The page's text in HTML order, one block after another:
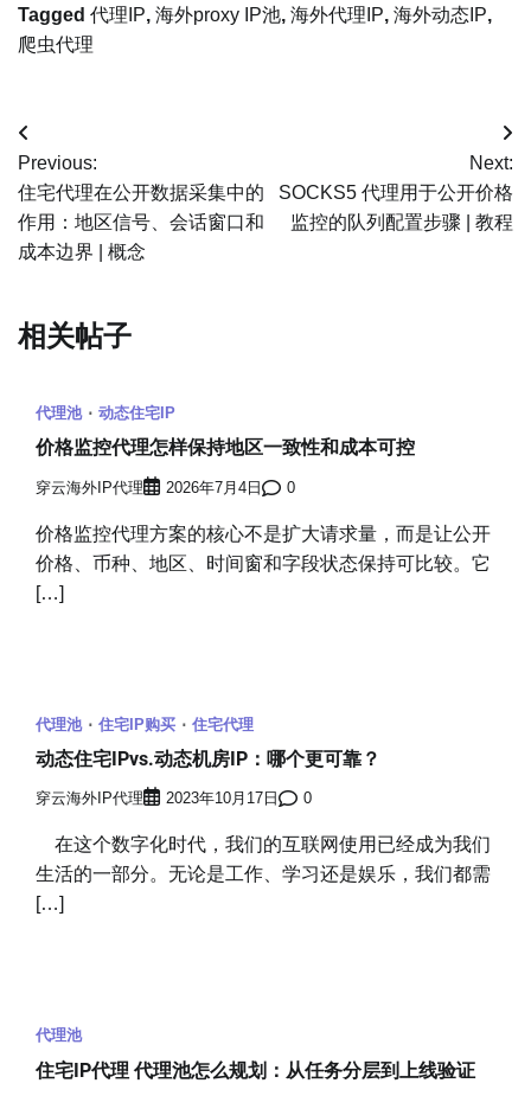
Tagged 代理IP, 海外proxy IP池, 海外代理IP, 海外动态IP,
爬虫代理
文
章
导
Previous:
住宅代理在公开数据采集中的
作用：地区信号、会话窗口和
成本边界 | 概念
Next:
SOCKS5 代理用于公开价格
监控的队列配置步骤 | 教程
相关帖子
代理池 动态住宅IP
价格监控代理怎样保持地区一致性和成本可控
穿云海外IP代理 2026年7月4日 0
价格监控代理方案的核心不是扩大请求量，而是让公开
价格、币种、地区、时间窗和字段状态保持可比较。它
[…]
代理池 住宅IP购买 住宅代理
动态住宅IPvs.动态机房IP：哪个更可靠？
穿云海外IP代理 2023年10月17日 0
在这个数字化时代，我们的互联网使用已经成为我们
生活的一部分。无论是工作、学习还是娱乐，我们都需
[…]
代理池
住宅IP代理 代理池怎么规划：从任务分层到上线验证